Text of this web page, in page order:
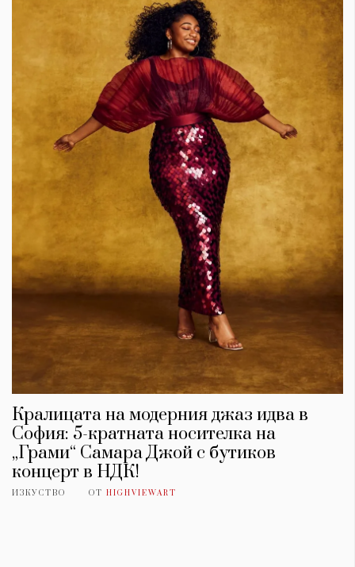
Кралицата на модерния джаз идва в
София: 5-кратната носителка на
„Грами“ Самара Джой с бутиков
концерт в НДК!
ИЗКУСТВО ОТ HIGHVIEWART